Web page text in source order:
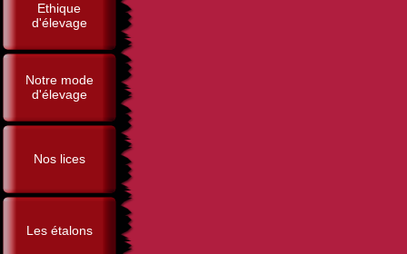
Ethique
d'élevage
Notre mode
d'élevage
Nos lices
Les étalons